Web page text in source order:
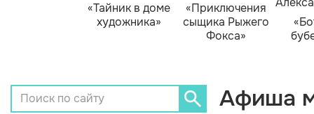
«Тайник в доме
художника»
«Приключения
сыщика Рыжего
Фокса»
Афиша